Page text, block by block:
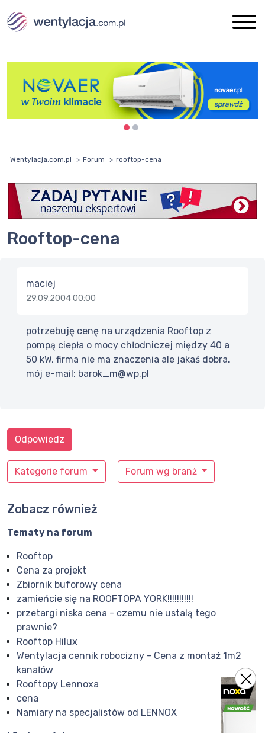
Wentylacja.com.pl Forum rooftop-cena
rooftop-cena
maciej
29.09.2004 00:00
potrzebuję cenę na urządzenia Rooftop z
pompą ciepła o mocy chłodniczej między 40 a
50 kW, firma nie ma znaczenia ale jakaś dobra.
mój e-mail: barok_m@wp.pl
Kategorie forum Forum wg branż
Odpowiedz
Zobacz również
Tematy na forum
Rooftop
Cena za projekt
Zbiornik buforowy cena
zamieńcie się na ROOFTOPA YORK!!!!!!!!!!!
przetargi niska cena - czemu nie ustalą tego
prawnie?
Rooftop Hilux
Wentylacja cennik robocizny - Cena z montaż 1m2
kanałów
Rooftopy Lennoxa
cena
Namiary na specjalistów od LENNOX